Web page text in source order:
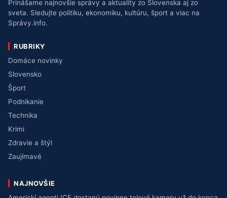
Prinášame najnovšie správy a aktuality zo Slovenska aj zo
sveta. Sledujte politiku, ekonomiku, kultúru, šport a viac na
Správy.info.
RUBRIKY
Domáce novinky
Slovensko
Šport
Podnikanie
Technika
Krimi
Zdravie a štýl
Zaujímavé
NAJNOVŠIE